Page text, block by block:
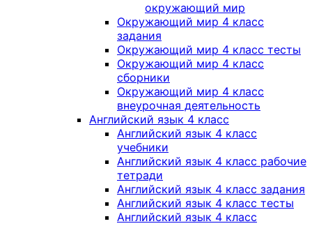
окружающий мир
Окружающий мир 4 класс
задания
Окружающий мир 4 класс тесты
Окружающий мир 4 класс
сборники
Окружающий мир 4 класс
внеурочная деятельность
Английский язык 4 класс
Английский язык 4 класс
учебники
Английский язык 4 класс рабочие
тетради
Английский язык 4 класс задания
Английский язык 4 класс тесты
Английский язык 4 класс